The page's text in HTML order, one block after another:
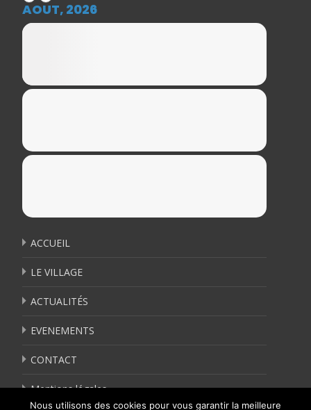
AOUT, 2026
ACCUEIL
LE VILLAGE
ACTUALITÉS
EVENEMENTS
CONTACT
Mentions légales
Nous utilisons des cookies pour vous garantir la meilleure